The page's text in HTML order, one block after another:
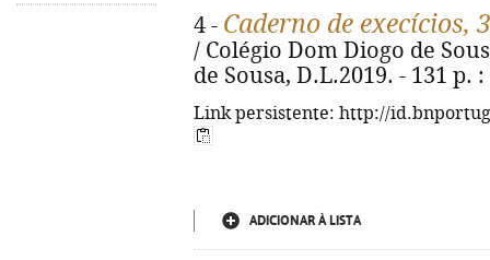
4 - Caderno de execícios,
/ Colégio Dom Diogo de
de Sousa, D.L.2019. - 131 p.
Link persistente: http://
ADICIONAR À LISTA